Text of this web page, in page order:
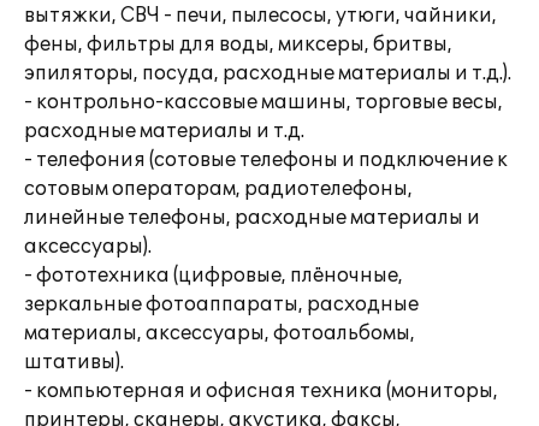
вытяжки, СВЧ - печи, пылесосы, утюги, чайники,
фены, фильтры для воды, миксеры, бритвы,
эпиляторы, посуда, расходные материалы и т.д.).
- контрольно-кассовые машины, торговые весы,
расходные материалы и т.д.
- телефония (сотовые телефоны и подключение к
сотовым операторам, радиотелефоны,
линейные телефоны, расходные материалы и
аксессуары).
- фототехника (цифровые, плёночные,
зеркальные фотоаппараты, расходные
материалы, аксессуары, фотоальбомы,
штативы).
- компьютерная и офисная техника (мониторы,
принтеры, сканеры, акустика, факсы,